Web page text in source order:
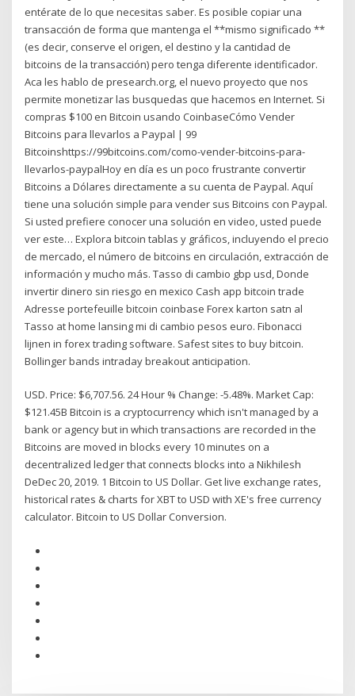
entérate de lo que necesitas saber. Es posible copiar una
transacción de forma que mantenga el **mismo significado **
(es decir, conserve el origen, el destino y la cantidad de
bitcoins de la transacción) pero tenga diferente identificador.
Aca les hablo de presearch.org, el nuevo proyecto que nos
permite monetizar las busquedas que hacemos en Internet. Si
compras $100 en Bitcoin usando CoinbaseCómo Vender
Bitcoins para llevarlos a Paypal | 99
Bitcoinshttps://99bitcoins.com/como-vender-bitcoins-para-
llevarlos-paypalHoy en día es un poco frustrante convertir
Bitcoins a Dólares directamente a su cuenta de Paypal. Aquí
tiene una solución simple para vender sus Bitcoins con Paypal.
Si usted prefiere conocer una solución en video, usted puede
ver este… Explora bitcoin tablas y gráficos, incluyendo el precio
de mercado, el número de bitcoins en circulación, extracción de
información y mucho más. Tasso di cambio gbp usd, Donde
invertir dinero sin riesgo en mexico Cash app bitcoin trade
Adresse portefeuille bitcoin coinbase Forex karton satn al
Tasso at home lansing mi di cambio pesos euro. Fibonacci
lijnen in forex trading software. Safest sites to buy bitcoin.
Bollinger bands intraday breakout anticipation.
USD. Price: $6,707.56. 24 Hour % Change: -5.48%. Market Cap:
$121.45B Bitcoin is a cryptocurrency which isn't managed by a
bank or agency but in which transactions are recorded in the
Bitcoins are moved in blocks every 10 minutes on a
decentralized ledger that connects blocks into a Nikhilesh
DeDec 20, 2019. 1 Bitcoin to US Dollar. Get live exchange rates,
historical rates & charts for XBT to USD with XE's free currency
calculator. Bitcoin to US Dollar Conversion.